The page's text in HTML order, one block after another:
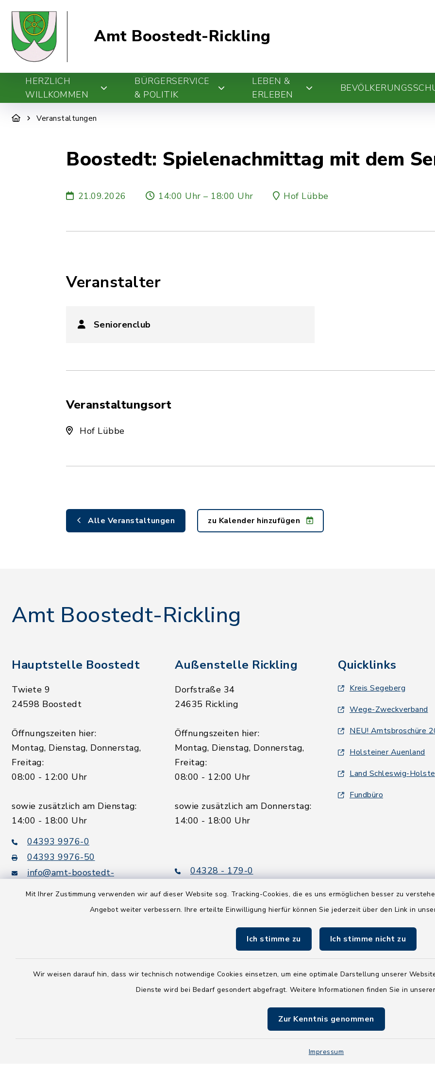
Mit Ihrer Zustimmung verwenden wir auf dieser Website sog. Tracking-Cookies, die es uns ermöglichen besser zu
Angebot weiter verbessern. Ihre erteilte Einwilligung hierfür können Sie jederzeit über den Link in
Ich stimme zu Ich stimme nicht zu
Wir weisen darauf hin, dass wir technisch notwendige Cookies einsetzen, um eine optimale Darstellung unserer
Dienste wird bei Bedarf gesondert abgefragt. Weitere Informationen finden Sie in
Zur Kenntnis genommen
Impressum
Amt Boostedt-Rickling
HERZLICH
WILLKOMMEN
BÜRGERSERVICE
& POLITIK
LEBEN &
ERLEBEN
Veranstaltungen
Boostedt: Spielenachmittag mit dem
21.09.2026 14:00 Uhr – 18:00 Uhr Hof Lübbe
Veranstalter
Seniorenclub
Veranstaltungsort
Hof Lübbe
Alle Veranstaltungen zu Kalender hinzufügen
Amt Boostedt-Rickling
Hauptstelle Boostedt
Twiete 9
24598 Boostedt
Öffnungszeiten hier:
Montag, Dienstag, Donnerstag,
Freitag:
08:00 - 12:00 Uhr
sowie zusätzlich am Dienstag:
14:00 - 18:00 Uhr
04393 9976-0
04393 9976-50
info@amt-boostedt-
Leitweg-ID: 010605063-0000-
Peppol-ID: 0204:01-Kommunen-
Außenstelle Rickling
Dorfstraße 34
24635 Rickling
Öffnungszeiten hier:
Montag, Dienstag, Donnerstag,
Freitag:
08:00 - 12:00 Uhr
sowie zusätzlich am Donnerstag:
14:00 - 18:00 Uhr
04328 - 179-0
info@amt-boostedt-
rickling.de
Quicklinks
Kreis Segeberg
Wege-Zweckverband
NEU! Amtsbroschüre
Holsteiner Auenland
Land Schleswig-
Fundbüro